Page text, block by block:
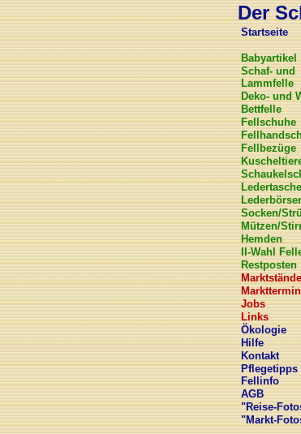
Der
Startseite
Babyartikel
Schaf- und
Lammfelle
Deko- und
Bettfelle
Fellschuhe
Fellbezüge
Socken/
Mützen/
Hemden
II-Wahl
Restposten
Marktstände
Jobs
Links
Ökologie
Hilfe
Kontakt
Pflegetipps
Fellinfo
AGB
"Reise-
"Markt-